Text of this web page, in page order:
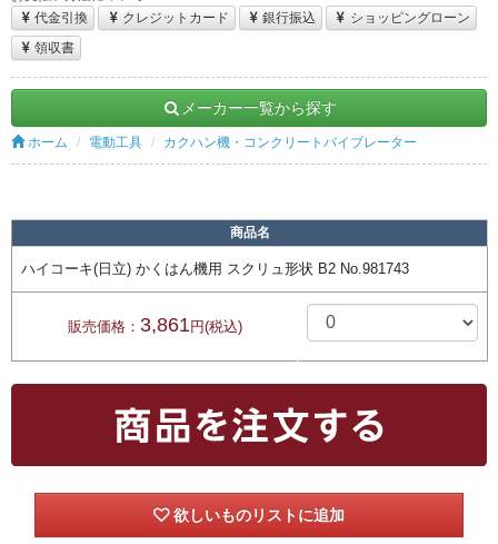
代金引換
クレジットカード 銀行振込
ショッピングローン
領収書
メーカー一覧から探す
ホーム 電動工具 カクハン機・コンクリートバイブレーター
商品名
ハイコーキ(日立) かくはん機用 スクリュ形状 B2 No.981743
販売価格： 3,861 円(税込)